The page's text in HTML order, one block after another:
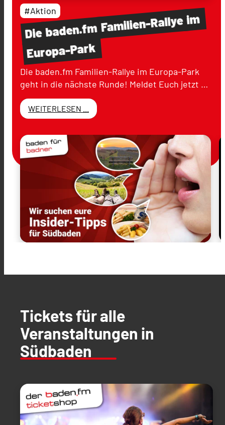
Diebaden.fmFamilien-Rallyeim
Europa-Park
#Aktion
Die baden.fm Familien-Rallye im Europa-Park
geht in die nächste Runde! Meldet Euch jetzt …
WEITERLESEN ...
Tickets für alle
Veranstaltungen in
Südbaden